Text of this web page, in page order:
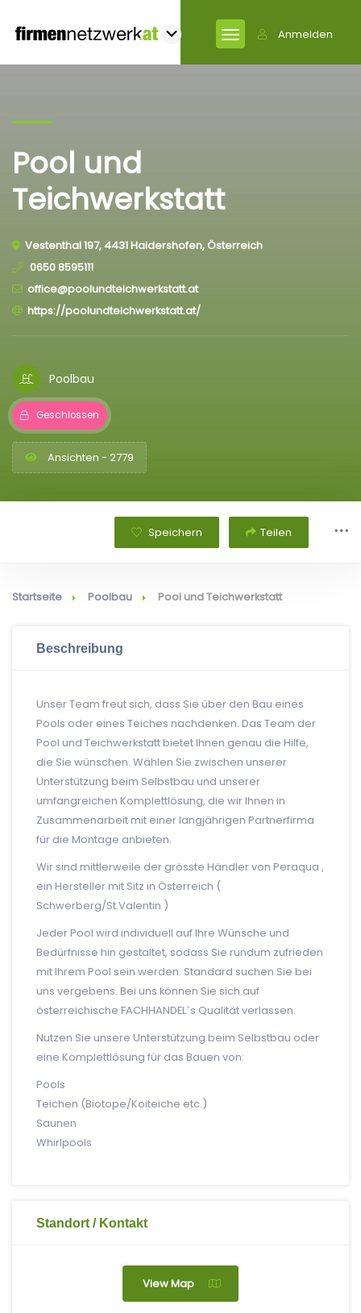
Anmelden
Pool und
Teichwerkstatt
Vestenthal 197, 4431 Haidershofen, Österreich
0650 8595111
office@poolundteichwerkstatt.at
https://poolundteichwerkstatt.at/
Poolbau
Geschlossen
Ansichten - 2779
Speichern Teilen
Startseite Poolbau Pool und Teichwerkstatt
Beschreibung
Unser Team freut sich, dass Sie über den Bau eines
Pools oder eines Teiches nachdenken. Das Team der
Pool und Teichwerkstatt bietet Ihnen genau die Hilfe,
die Sie wünschen. Wählen Sie zwischen unserer
Unterstützung beim Selbstbau und unserer
umfangreichen Komplettlösung, die wir Ihnen in
Zusammenarbeit mit einer langjährigen Partnerfirma
für die Montage anbieten.
Wir sind mittlerweile der grösste Händler von Peraqua ,
ein Hersteller mit Sitz in Österreich (
Schwerberg/St.Valentin )
Jeder Pool wird individuell auf Ihre Wünsche und
Bedürfnisse hin gestaltet, sodass Sie rundum zufrieden
mit Ihrem Pool sein werden. Standard suchen Sie bei
uns vergebens. Bei uns können Sie sich auf
österreichische FACHHANDEL`s Qualität verlassen.
Nutzen Sie unsere Unterstützung beim Selbstbau oder
eine Komplettlösung für das Bauen von:
Pools
Teichen (Biotope/Koiteiche etc.)
Saunen
Whirlpools
Standort / Kontakt
View Map